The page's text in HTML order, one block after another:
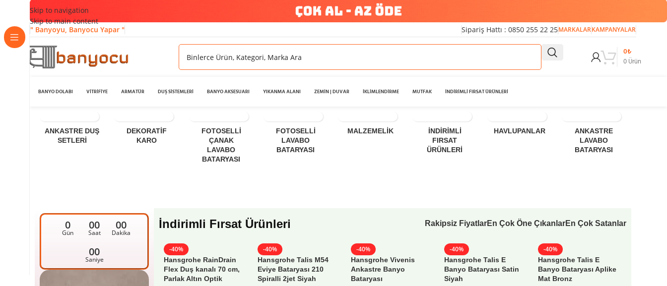
Skip to navigation
Skip to main content
" Banyoyu, Banyocu Yapar "
Sipariş Hattı : 0850 255 22 25MARKALARKAMPANYALAR
0Ürün
0₺
BANYO DOLABI VİTRİFİYE ARMATÜR DUŞ SİSTEMLERİ BANYO AKSESUARI YIKANMA ALANI ZEMİN | DUVAR İKLİMLENDİRME MUTFAK İNDİRİMLİ FIRSAT ÜRÜNLERİ
ANKASTRE DUŞ
SETLERI
DEKORATIF
KARO
FOTOSELLI
ÇANAK
LAVABO
BATARYASI
FOTOSELLI
LAVABO
BATARYASI
MALZEMELIK
İNDİRİMLİ
FIRSAT
ÜRÜNLERİ
HAVLUPANLAR
ANKASTRE
LAVABO
BATARYASI
0
Gün
00
Saat
00
Dakika
00
Saniye
İndirimli Fırsat Ürünleri Rakipsiz FiyatlarEn Çok Öne ÇıkanlarEn Çok Satanlar
-40%
Hansgrohe RainDrain
Flex Duş kanalı 70 cm,
Parlak Altın Optik
-40%
Hansgrohe Talis M54
Eviye Bataryası 210
Spiralli 2jet Siyah
-40%
Hansgrohe Vivenis
Ankastre Banyo
Bataryası
-40%
Hansgrohe Talis E
Banyo Bataryası Satin
Siyah
-40%
Hansgrohe Talis E
Banyo Bataryası Aplike
Mat Bronz